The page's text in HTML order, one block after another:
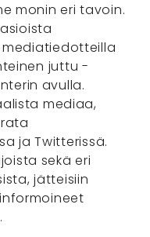
monin eri tavoin.
mediatiedotteilla
juttu -
avulla.
mediaa,
ja Twitterissä.
sekä eri
jätteisiin